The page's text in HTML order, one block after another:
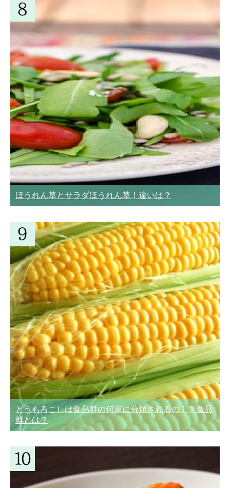
ほうれん草とサラダほうれん草！違いは？
とうもろこしは食品群の何軍に分類されるの！？食品
群とは？